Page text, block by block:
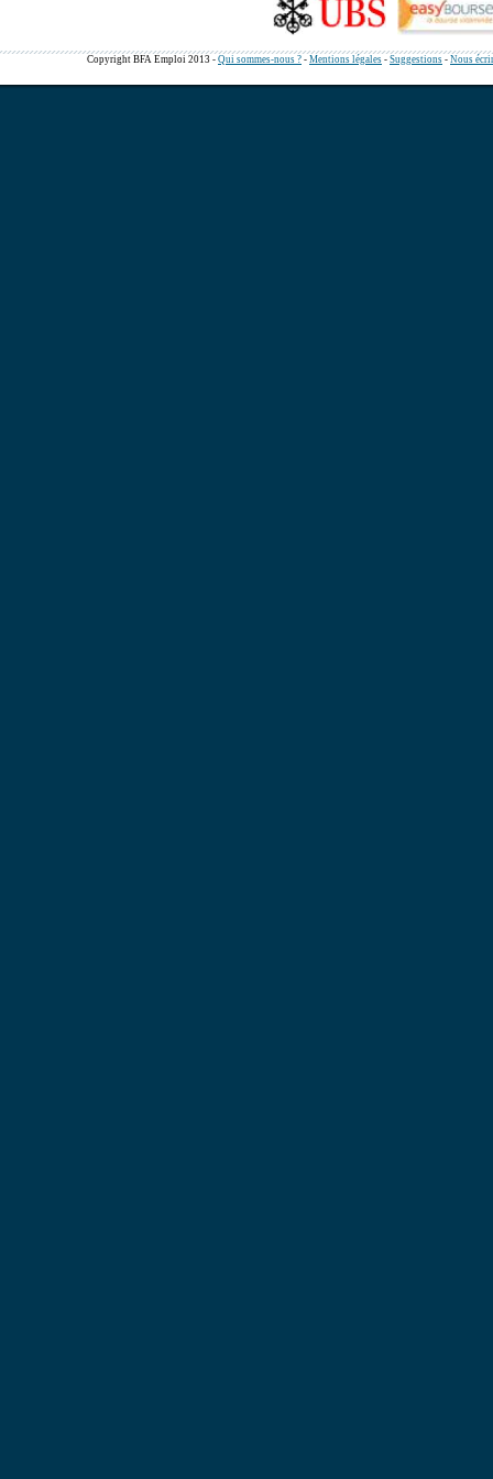
Copyright BFA Emploi 2013 - Qui sommes-nous ? - Mentions légales - Suggestions - Nous